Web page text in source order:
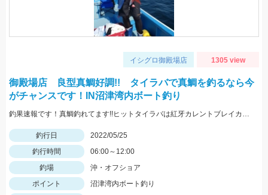
イシグロ御殿場店 1305 view
御殿場店 良型真鯛好調!! タイラバで真鯛を釣るなら今
がチャンスです！IN沼津湾内ボート釣り
釣果速報です！真鯛釣れてます!!ヒットタイラバは紅牙カレントブレイカー「ギャルピンク」
釣行日
2022/05/25
釣行時間
06:00～12:00
釣場
沖・オフショア
ポイント
沼津湾内ボート釣り